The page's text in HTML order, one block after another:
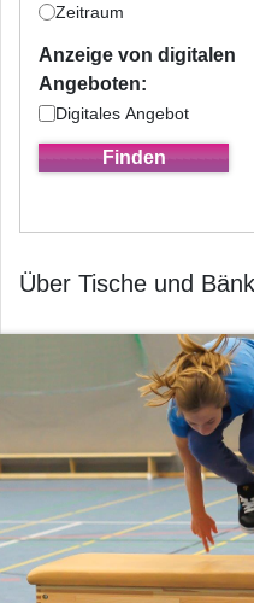
Zeitraum
Anzeige von digitalen
Angeboten:
Digitales Angebot
Über Tische und